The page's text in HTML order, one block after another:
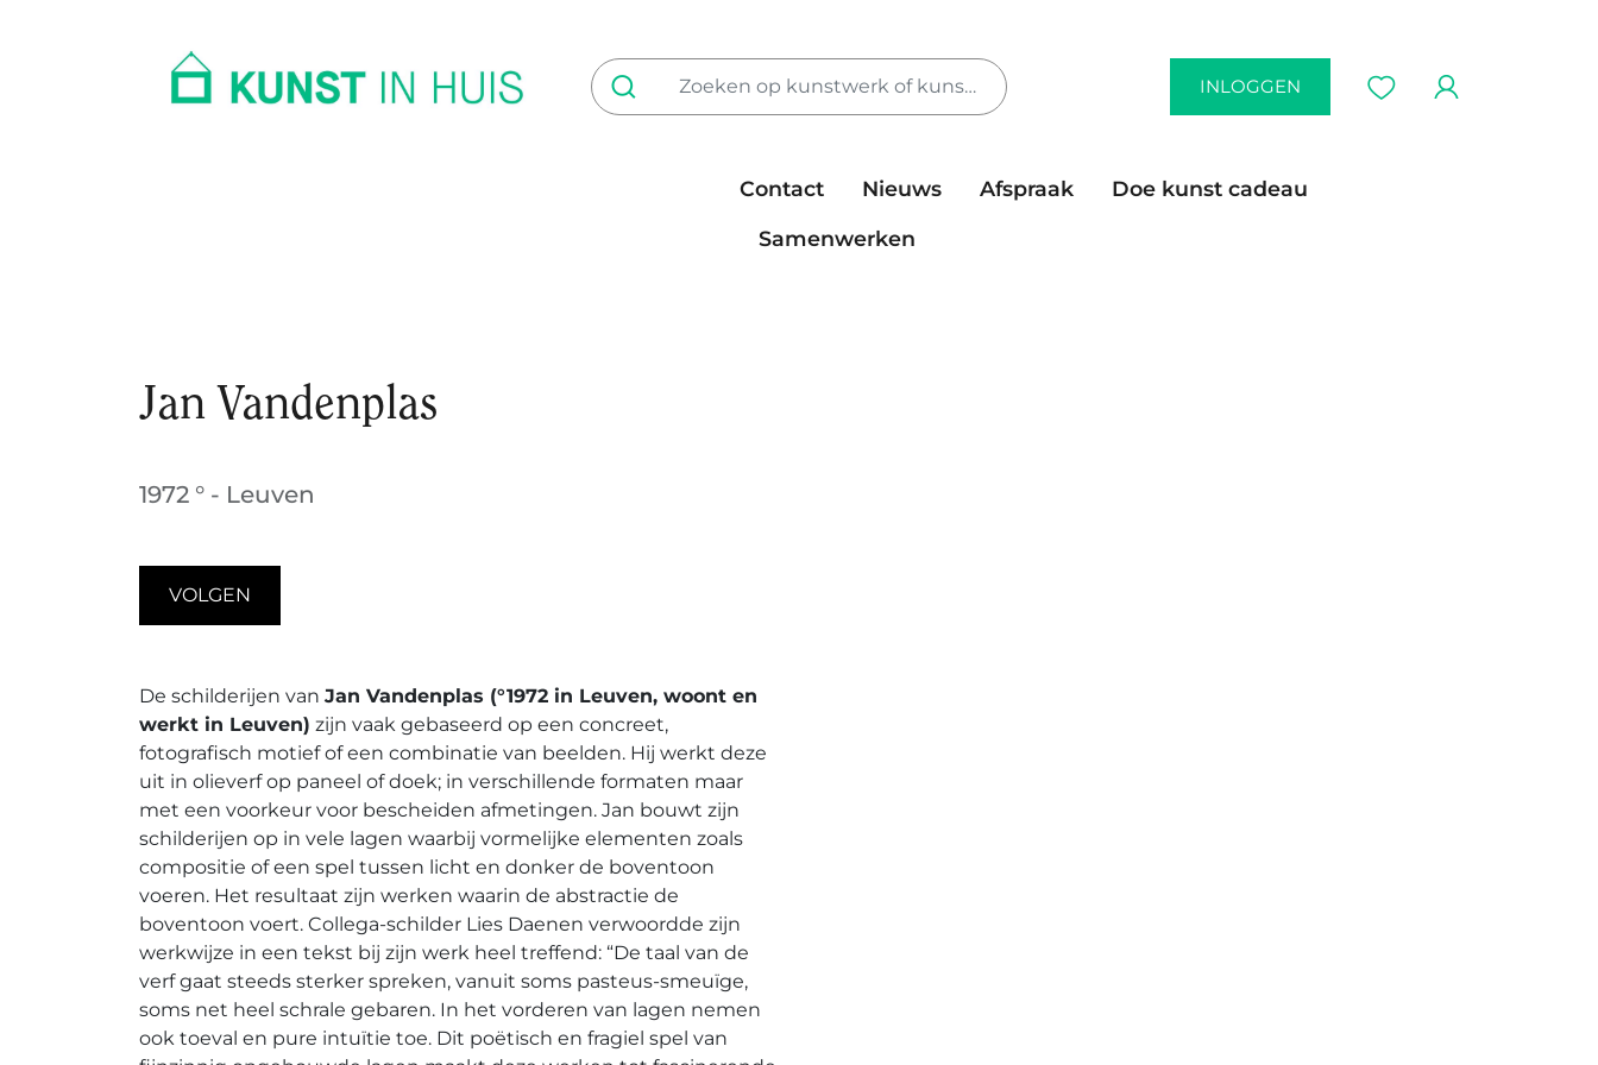
INLOGGEN
Contact Nieuws Afspraak
Doe kunst cadeau
Samenwerken
Jan Vandenplas
1972 ° - Leuven
VOLGEN
De schilderijen van Jan Vandenplas (°1972 in Leuven, woont en
werkt in Leuven) zijn vaak gebaseerd op een concreet,
fotografisch motief of een combinatie van beelden. Hij werkt deze
uit in olieverf op paneel of doek; in verschillende formaten maar
met een voorkeur voor bescheiden afmetingen. Jan bouwt zijn
schilderijen op in vele lagen waarbij vormelijke elementen zoals
compositie of een spel tussen licht en donker de boventoon
voeren. Het resultaat zijn werken waarin de abstractie de
boventoon voert. Collega-schilder Lies Daenen verwoordde zijn
werkwijze in een tekst bij zijn werk heel treffend: “De taal van de
verf gaat steeds sterker spreken, vanuit soms pasteus-smeuïge,
soms net heel schrale gebaren. In het vorderen van lagen nemen
ook toeval en pure intuïtie toe. Dit poëtisch en fragiel spel van